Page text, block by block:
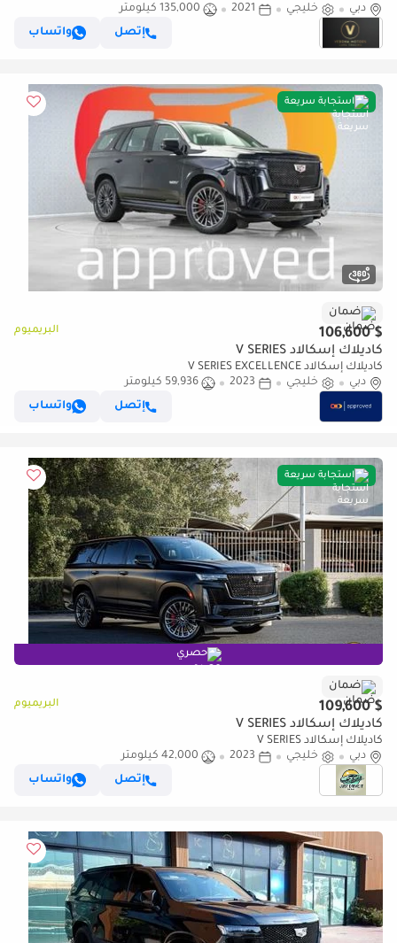
دبي خليجي 2021
135,000 كيلومتر
إتصل
واتساب
استجابة سريعة
ضمان
$ 106,600 البريميوم
كاديلاك إسكالاد V SERIES
كاديلاك إسكالاد V SERIES EXCELLENCE
دبي
خليجي 2023
59,936 كيلومتر
إتصل
واتساب
استجابة سريعة
حصري
ضمان
$ 109,600 البريميوم
كاديلاك إسكالاد V SERIES
كاديلاك إسكالاد V SERIES
دبي
خليجي 2023
42,000 كيلومتر
إتصل
واتساب